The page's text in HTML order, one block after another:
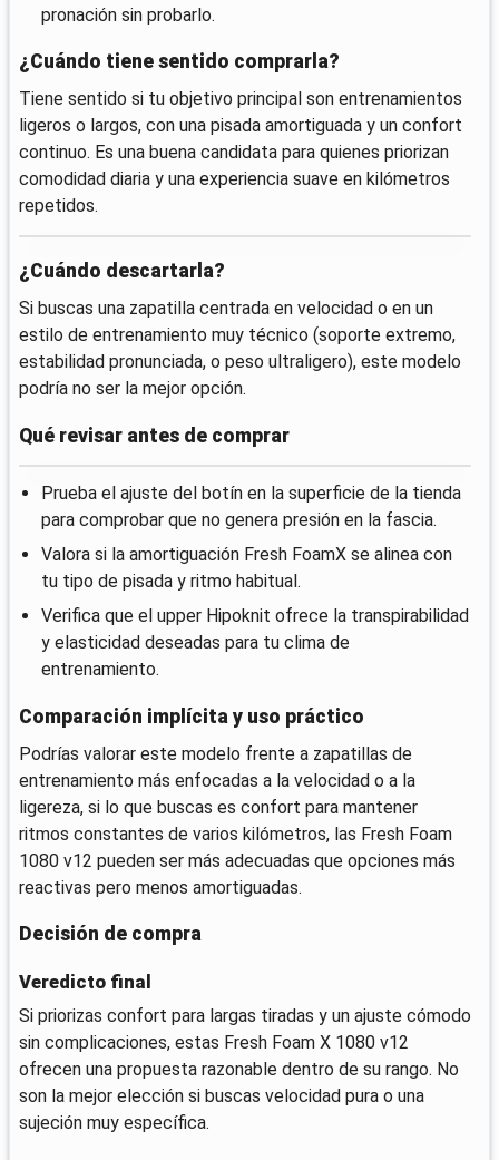
pronación sin probarlo.
¿Cuándo tiene sentido comprarla?
Tiene sentido si tu objetivo principal son entrenamientos
ligeros o largos, con una pisada amortiguada y un confort
continuo. Es una buena candidata para quienes priorizan
comodidad diaria y una experiencia suave en kilómetros
repetidos.
¿Cuándo descartarla?
Si buscas una zapatilla centrada en velocidad o en un
estilo de entrenamiento muy técnico (soporte extremo,
estabilidad pronunciada, o peso ultraligero), este modelo
podría no ser la mejor opción.
Qué revisar antes de comprar
Prueba el ajuste del botín en la superficie de la tienda
para comprobar que no genera presión en la fascia.
Valora si la amortiguación Fresh FoamX se alinea con
tu tipo de pisada y ritmo habitual.
Verifica que el upper Hipoknit ofrece la transpirabilidad
y elasticidad deseadas para tu clima de
entrenamiento.
Comparación implícita y uso práctico
Podrías valorar este modelo frente a zapatillas de
entrenamiento más enfocadas a la velocidad o a la
ligereza, si lo que buscas es confort para mantener
ritmos constantes de varios kilómetros, las Fresh Foam
1080 v12 pueden ser más adecuadas que opciones más
reactivas pero menos amortiguadas.
Decisión de compra
Veredicto final
Si priorizas confort para largas tiradas y un ajuste cómodo
sin complicaciones, estas Fresh Foam X 1080 v12
ofrecen una propuesta razonable dentro de su rango. No
son la mejor elección si buscas velocidad pura o una
sujeción muy específica.